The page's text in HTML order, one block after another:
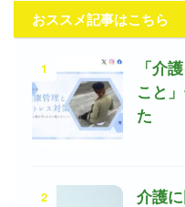
おススメ記事はこちら
1
「介
こと
た
2
介護